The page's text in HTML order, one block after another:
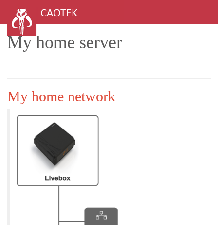
My home server
My home network